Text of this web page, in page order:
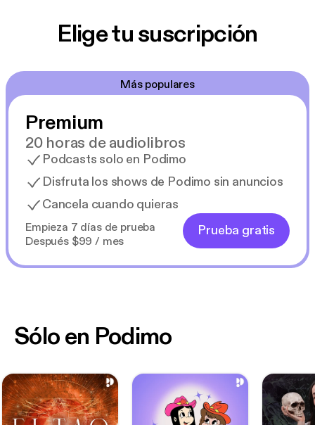
Elige tu suscripción
Más populares
Premium
20 horas de audiolibros
Podcasts solo en Podimo
Disfruta los shows de Podimo sin anuncios
Cancela cuando quieras
Empieza 7 días de prueba
Después $99 / mes
Prueba gratis
Sólo en Podimo